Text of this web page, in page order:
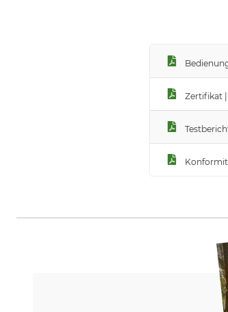
Zertifikat |